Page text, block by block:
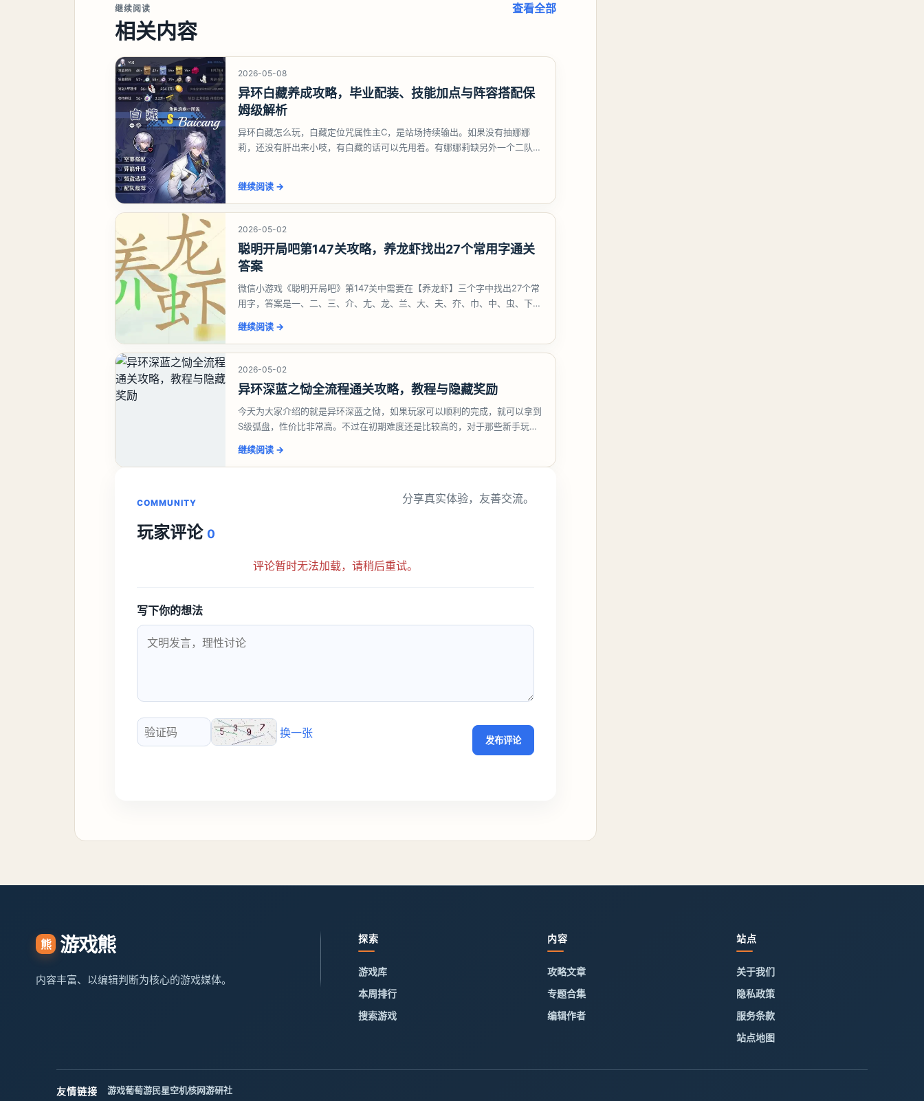
继续阅读
相关内容
查看全部
2026-05-08
异环白藏养成攻略，毕业配装、技能加点与阵容搭配保
姆级解析
异环白藏怎么玩，白藏定位咒属性主C，是站场持续输出。如果没有抽娜娜
莉，还没有肝出来小吱，有白藏的话可以先用着。有娜娜莉缺另外一个二队C
继续阅读 →
2026-05-02
聪明开局吧第147关攻略，养龙虾找出27个常用字通关
答案
微信小游戏《聪明开局吧》第147关中需要在【养龙虾】三个字中找出27个常
用字，答案是一、二、三、介、尢、龙、兰、大、夫、夰、巾、中、虫、下、
继续阅读 →
2026-05-02
异环深蓝之恸全流程通关攻略，教程与隐藏奖励
今天为大家介绍的就是异环深蓝之恸，如果玩家可以顺利的完成，就可以拿到
S级弧盘，性价比非常高。不过在初期难度还是比较高的，对于那些新手玩家
继续阅读 →
COMMUNITY
玩家评论 0
分享真实体验，友善交流。
评论暂时无法加载，请稍后重试。
写下你的想法
验证码
换一张
发布评论
熊 游戏熊
内容丰富、以编辑判断为核心的游戏媒体。
探索
游戏库
本周排行
搜索游戏
内容
攻略文章
专题合集
编辑作者
站点
关于我们
隐私政策
服务条款
站点地图
友情链接 游戏葡萄游民星空机核网游研社